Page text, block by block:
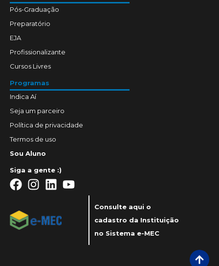
Pós-Graduação
Preparatório
EJA
Profissionalizante
Cursos Livres
Programas
Indica Aí
Seja um parceiro
Política de privacidade
Termos de uso
Sou Aluno
Siga a gente :)
Consulte aqui o
cadastro da Instituição
no Sistema e-MEC